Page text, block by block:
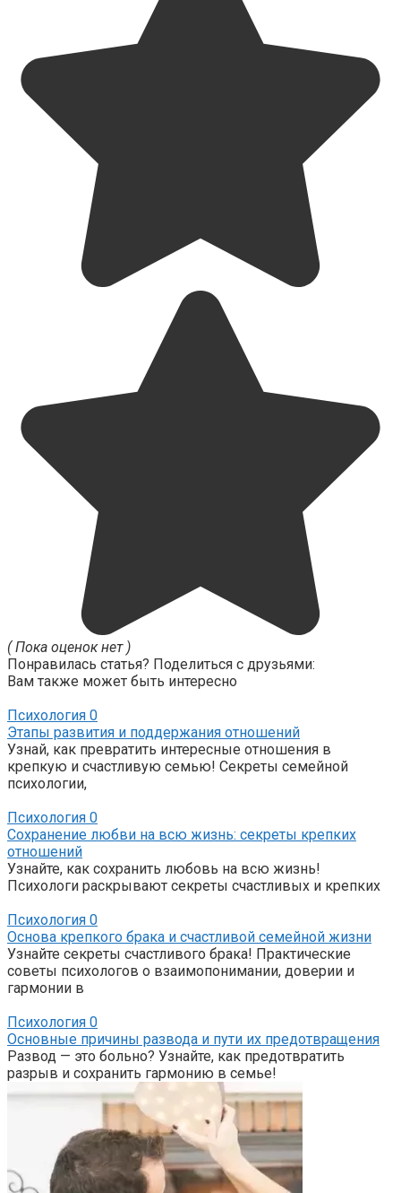
( Пока оценок нет )
Понравилась статья? Поделиться с друзьями:
Вам также может быть интересно
Психология 0
Этапы развития и поддержания отношений
Узнай, как превратить интересные отношения в
крепкую и счастливую семью! Секреты семейной
психологии,
Психология 0
Сохранение любви на всю жизнь: секреты крепких
отношений
Узнайте, как сохранить любовь на всю жизнь!
Психологи раскрывают секреты счастливых и крепких
Психология 0
Основа крепкого брака и счастливой семейной жизни
Узнайте секреты счастливого брака! Практические
советы психологов о взаимопонимании, доверии и
гармонии в
Психология 0
Основные причины развода и пути их предотвращения
Развод — это больно? Узнайте, как предотвратить
разрыв и сохранить гармонию в семье!